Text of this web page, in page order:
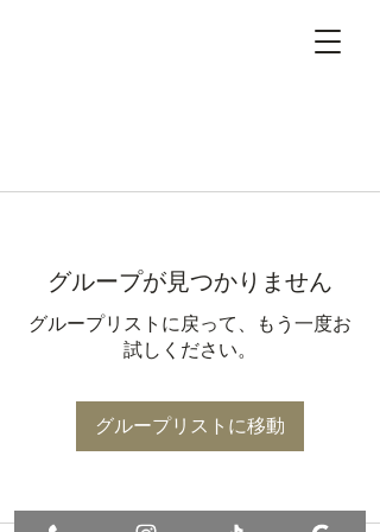
グループが見つかりません
グループリストに戻って、もう一度お
試しください。
グループリストに移動